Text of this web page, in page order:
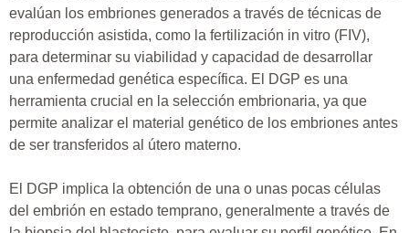
evalúan los embriones generados a través de técnicas de
reproducción asistida, como la fertilización in vitro (FIV),
para determinar su viabilidad y capacidad de desarrollar
una enfermedad genética específica. El DGP es una
herramienta crucial en la selección embrionaria, ya que
permite analizar el material genético de los embriones antes
de ser transferidos al útero materno.
El DGP implica la obtención de una o unas pocas células
del embrión en estado temprano, generalmente a través de